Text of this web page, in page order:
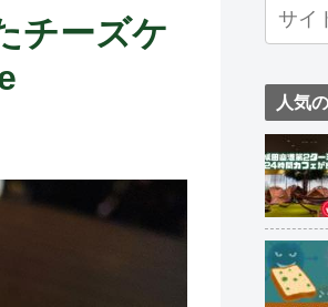
チーズケ
人気